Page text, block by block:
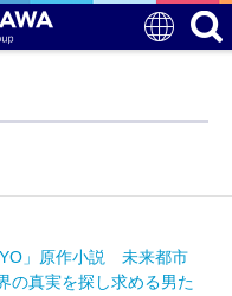
」原作小説 未来都市
の真実を探し求める男た